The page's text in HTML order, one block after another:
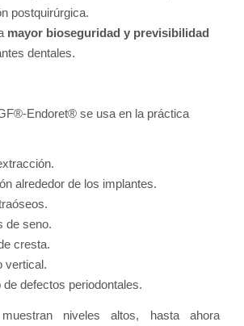
postquirúrgica.
mayor bioseguridad y previsibilidad
dentales.
Endoret® se usa en la práctica
alrededor de los implantes.
de seno.
cresta.
vertical.
de defectos periodontales.
niveles altos, hasta ahora